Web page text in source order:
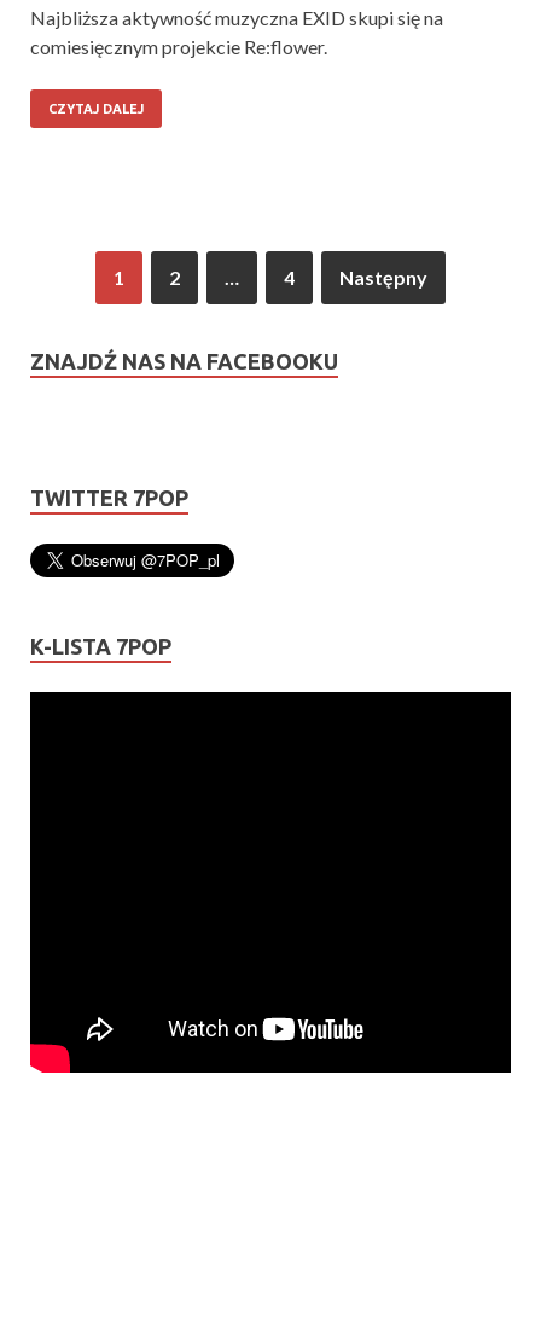
Najbliższa aktywność muzyczna EXID skupi się na
comiesięcznym projekcie Re:flower.
CZYTAJ DALEJ
1 2 4 Następny
ZNAJDŹ NAS NA FACEBOOKU
TWITTER 7POP
K-LISTA 7POP